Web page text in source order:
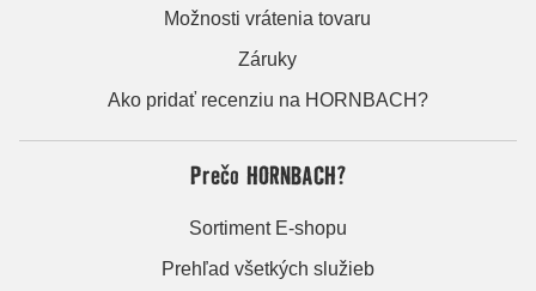
Možnosti vrátenia tovaru
Záruky
Ako pridať recenziu na HORNBACH?
Prečo HORNBACH?
Sortiment E-shopu
Prehľad všetkých služieb